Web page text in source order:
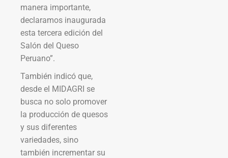
manera importante,
declaramos inaugurada
esta tercera edición del
Salón del Queso
Peruano”.
También indicó que,
desde el MIDAGRI se
busca no solo promover
la producción de quesos
y sus diferentes
variedades, sino
también incrementar su